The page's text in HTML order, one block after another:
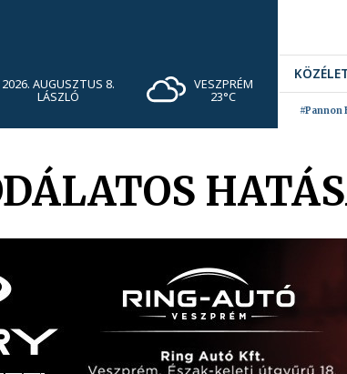
2026. AUGUSZTUS 8.
LÁSZLÓ
VESZPRÉM
23°C
KÖZÉLET
#Pannon